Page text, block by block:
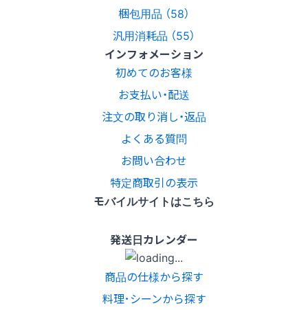
梱包用品 （58）
汎用消耗品 （55）
インフォメーション
初めてのお客様
お支払い・配送
注文の取り消し・返品
よくある質問
お問い合わせ
特定商取引の表示
モバイルサイトはこちら
発送日カレンダー
商品の仕様から探す
料理･シーンから探す